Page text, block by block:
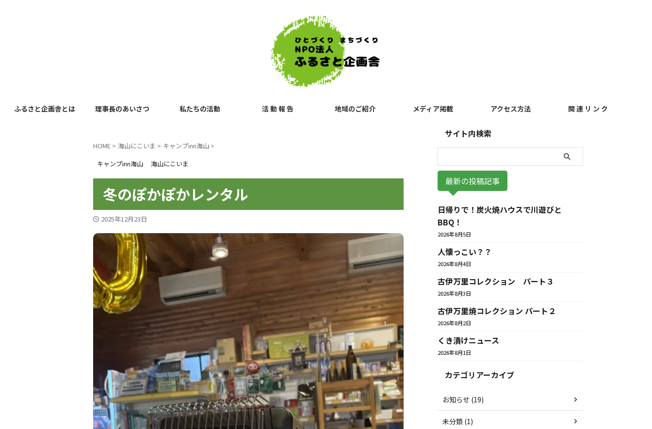
ふるさと企画舎とは 理事長のあいさつ 私たちの活動 活 動 報 告 地域のご紹介 メディア掲載 アクセス方法 関 連 リ ン ク
HOME > 海山にこいま > キャンプinn海山 >
キャンプinn海山
海山にこいま
冬のぽかぽかレンタル
2025年12月23日
サイト内検索
最新の投稿記事
日帰りで！炭火焼ハウスで川遊びと
BBQ！
2026年8月5日
人懐っこい？？
2026年8月4日
古伊万里コレクション パート３
2026年8月3日
古伊万里焼コレクション パート２
2026年8月2日
くき漬けニュース
2026年8月1日
カテゴリアーカイブ
お知らせ (19)
未分類 (1)